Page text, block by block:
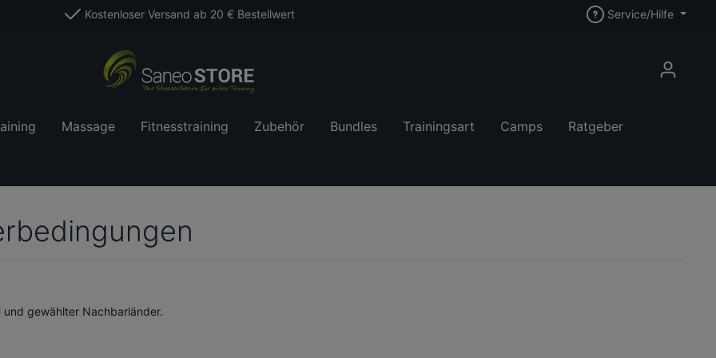
Kostenloser Versand ab 20 € Bestellwert Service/Hilfe
Massage Fitnesstraining Zubehör Bundles Trainingsart Camps Ratgeber
gewählter Nachbarländer.